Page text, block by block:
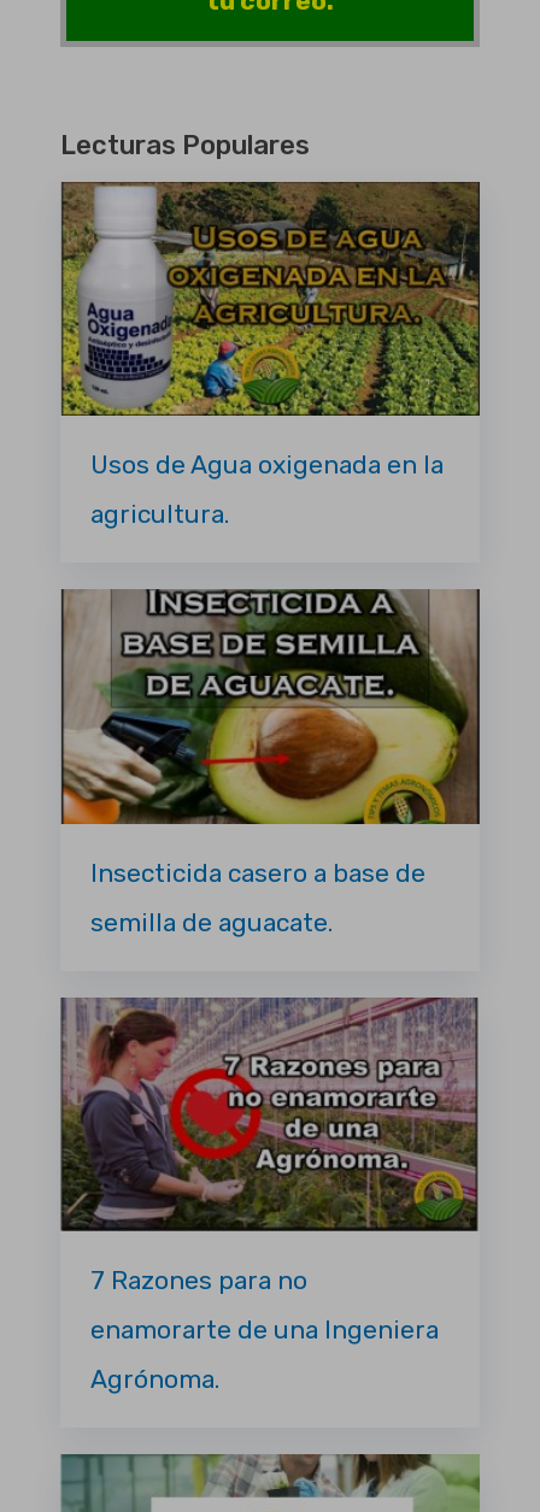
Lecturas Populares
Usos de Agua oxigenada en la
agricultura.
Insecticida casero a base de
semilla de aguacate.
7 Razones para no
enamorarte de una Ingeniera
Agrónoma.